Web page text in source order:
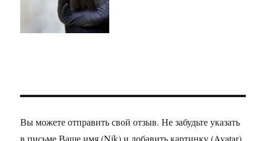
Вы можете отправить свой отзыв. Не забудьте указать
в письме Ваше имя (Nik) и добавить картинку (Avatar).